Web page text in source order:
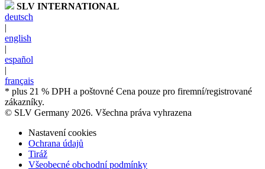
SLV INTERNATIONAL
deutsch
|
english
|
español
|
français
* plus 21 % DPH a poštovné Cena pouze pro firemní/registrované
zákazníky.
© SLV Germany 2026. Všechna práva vyhrazena
Nastavení cookies
Ochrana údajů
Tiráž
Všeobecné obchodní podmínky